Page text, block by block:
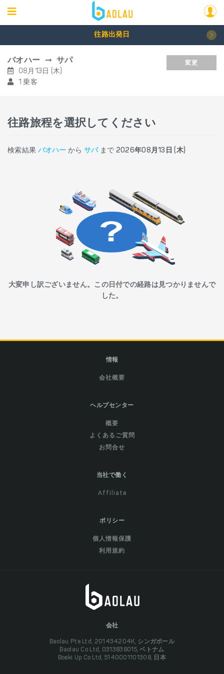
往路出発日
バオハー サパ
08月13日 (木)
1 乗客
変更
往路旅程を選択してください
検索結果 バオハー から サパ まで 2026年08月13日 (木)
大変申し訳ございません。この日付での経路は見つかりませんで
した。
情報
会社概要
ヘルプセンター
概要
よくあるご質問
お問合せ
当社で働く
Affiliate
ポリシー
個人情報保護
利用規約
会社
Baolau Pte Ltd, 201434204K, シンガポール
Baolau Co Ltd, 0313838015, ベトナム
Boeki Up Co Ltd, 5140001101308, 日本